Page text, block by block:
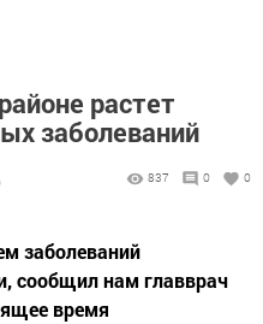
растет
заболеваний
837 0 0
заболеваний
сообщил нам главврач
время